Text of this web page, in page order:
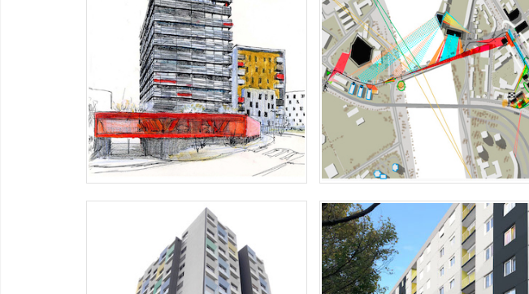
Etude des "Séquences Colorées
Nantaises", une méthode de relevé
développée
DE NANTES
Une enquête de terrain auprès de 12
personnes pour tester
LORIENT – IMMEUBLE LA VIGIE
Mise en couleur du bâtiment La Vigie à
LORIENT - QUARTIER KERVÉNANEC
NORD
Etude couleur sur 330 logements